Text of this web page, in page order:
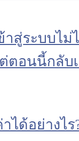
สู่ระบบไม่
ตอนนี้กลับ
ได้อย่างไร